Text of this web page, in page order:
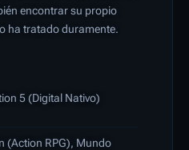
encontrar su propio
ha tratado duramente.
5 (Digital Nativo)
(Action RPG), Mundo